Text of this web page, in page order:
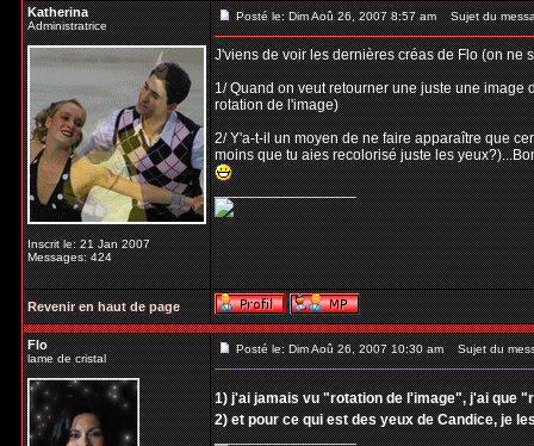
Katherina
Administratrice
Inscrit le: 21 Jan 2007
Messages: 424
Posté le: Dim Aoû 26, 2007 8:57 am Sujet du
J'viens de voir les dernières créas de Flo (on ne
1/ Quand on veut retourner une juste une image
rotation de l'image)
2/ Y'a-t-il un moyen de ne faire apparaître que
moins que tu aies recolorisé juste les
_________________
Revenir en haut de page
Flo
lame de cristal
Posté le: Dim Aoû 26, 2007 10:30 am Sujet du
1) j'ai jamais vu "rotation de l'image", j'ai que
2) et pour ce qui est des yeux de Candice, je
_________________